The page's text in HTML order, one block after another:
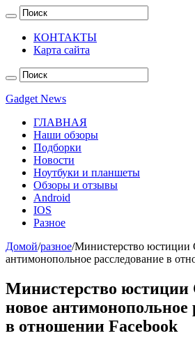
КОНТАКТЫ
Карта сайта
Gadget News
ГЛАВНАЯ
Наши обзоры
Подборки
Новости
Ноутбуки и планшеты
Обзоры и отзывы
Android
IOS
Разное
Домой/разное/Министерство
антимонопольное расследование в
Министерство
новое антимонопольное
в отношении Facebook